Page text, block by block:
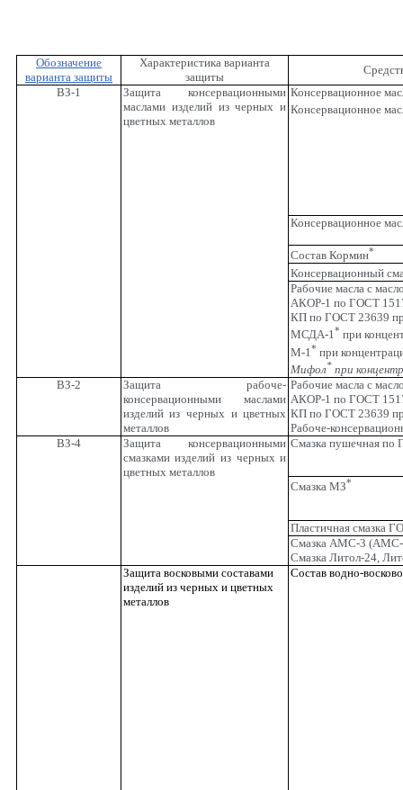
Обозначение
варианта защиты
Характеристика варианта
защиты
ВЗ-1
Защита консервационными
маслами изделий из черных и
цветных металлов
Консервационное
Консервационное
Консервационное
Состав Кормин*
Консервационный
Рабочие масла с
АКОР-1 по ГОСТ
КП по ГОСТ 23639
МСДА-1* при
М-1 * при
Мифол* при
ВЗ-2
Защита рабоче-
консервационными маслами
изделий из черных и цветных
металлов
Рабочие масла с
АКОР-1 по ГОСТ
КП по ГОСТ 23639
Рабоче-
ВЗ-4
Защита консервационными
смазками изделий из черных и
цветных металлов
Смазка пушечная по
Смазка МЗ*
Пластичная смазка
Смазка АМС-3
Смазка Литол-24,
Защита восковыми составами
изделий из черных и цветных
металлов
Состав водно-